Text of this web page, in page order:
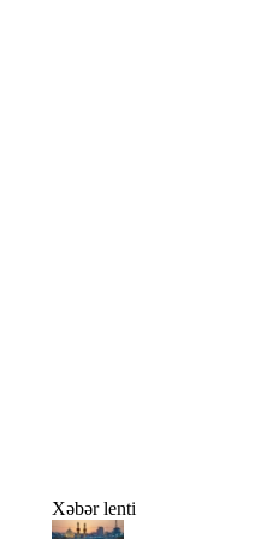
Xəbər lenti